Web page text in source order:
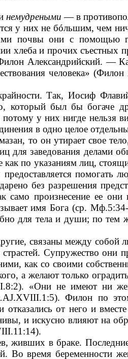
немудреными — в
у них не бóльшим, чем
почвы они с помощью
хлеба и прочих съестных
Александрийский. —
человека»
Так, Иосиф
который был бы богаче
у них нигде нельзя
в одно целое
то он утирает свое
заведования делами
по указаниям лиц,
без разрешения
само произнесение ее
имя Бога (ср.
для тела и души; по тем
связаны между собой
Супружество они
как со своими
а желают только
«Они не имеют ни
AJ.XVIII.1:5). Филон по
от него и
и искусно влияют на
живших в браке.
Во время беременности